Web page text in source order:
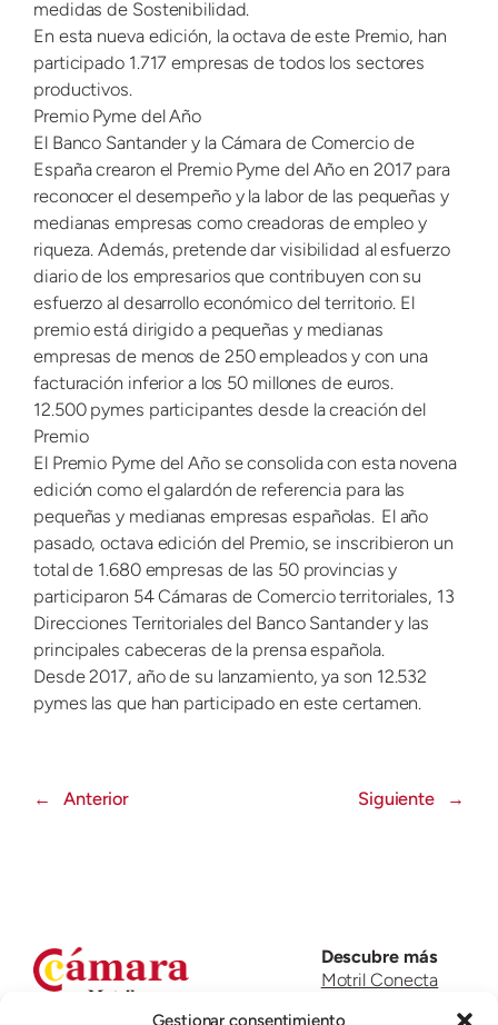
Gestionar consentimiento
medidas de Sostenibilidad.
En esta nueva edición, la octava de este Premio, han
participado 1.717 empresas de todos los sectores
productivos.
Premio Pyme del Año
El Banco Santander y la Cámara de Comercio de
España crearon el Premio Pyme del Año en 2017 para
reconocer el desempeño y la labor de las pequeñas y
medianas empresas como creadoras de empleo y
riqueza. Además, pretende dar visibilidad al esfuerzo
diario de los empresarios que contribuyen con su
esfuerzo al desarrollo económico del territorio. El
premio está dirigido a pequeñas y medianas
empresas de menos de 250 empleados y con una
facturación inferior a los 50 millones de euros.
12.500 pymes participantes desde la creación del
Premio
El Premio Pyme del Año se consolida con esta novena
edición como el galardón de referencia para las
pequeñas y medianas empresas españolas. El año
pasado, octava edición del Premio, se inscribieron un
total de 1.680 empresas de las 50 provincias y
participaron 54 Cámaras de Comercio territoriales, 13
Direcciones Territoriales del Banco Santander y las
principales cabeceras de la prensa española.
Desde 2017, año de su lanzamiento, ya son 12.532
pymes las que han participado en este certamen.
← Anterior Siguiente →
Descubre más
Motril Conecta